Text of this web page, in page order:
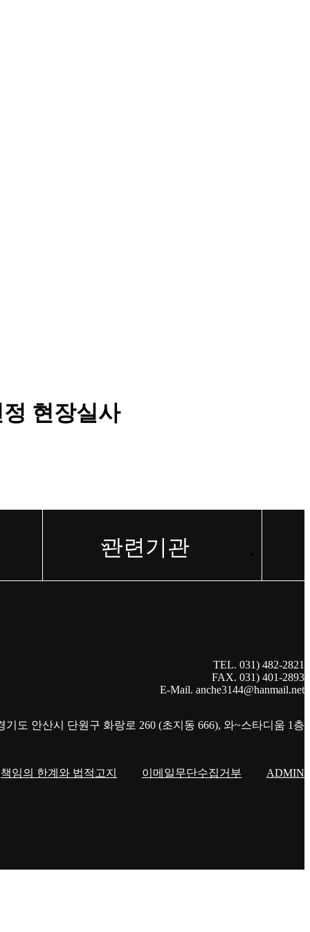
현장실사
TEL. 031) 482-2821
FAX. 031) 401-2893
E-Mail. anche3144@hanmail.net
기도 안산시 단원구 화랑로 260 (초지동 666), 와~스타디움 1층
책임의 한계와 법적고지 이메일무단수집거부 ADMIN